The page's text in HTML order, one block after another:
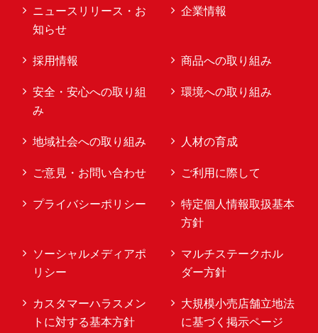
ニュースリリース・お
知らせ
企業情報
採用情報 商品への取り組み
安全・安心への取り組
み
環境への取り組み
地域社会への取り組み 人材の育成
ご意見・お問い合わせ ご利用に際して
プライバシーポリシー
特定個人情報取扱基本
方針
ソーシャルメディアポ
リシー
マルチステークホル
ダー方針
カスタマーハラスメン
トに対する基本方針
大規模小売店舗立地法
に基づく掲示ページ